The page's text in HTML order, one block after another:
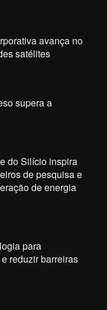
avança no
satélites
supera a
do Silício inspira
de pesquisa e
de energia
para
reduzir barreiras